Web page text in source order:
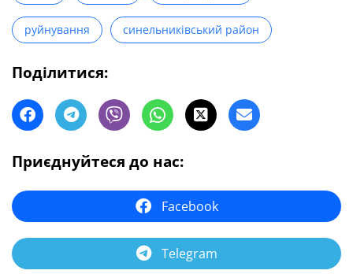
руйнування синельниківський район
Поділитися:
Приєднуйтеся до нас:
Facebook
Telegram